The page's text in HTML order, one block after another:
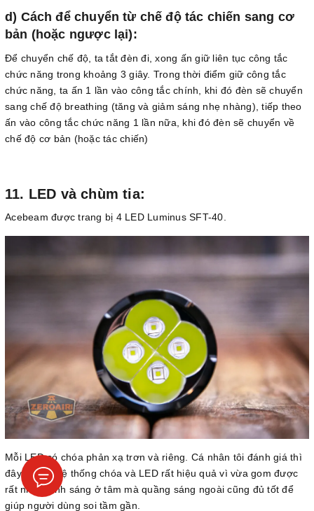
d) Cách để chuyển từ chế độ tác chiến sang cơ
bản (hoặc ngược lại):
Để chuyển chế độ, ta tắt đèn đi, xong ấn giữ liên tục công tắc
chức năng trong khoảng 3 giây. Trong thời điểm giữ công tắc
chức năng, ta ấn 1 lần vào công tắc chính, khi đó đèn sẽ chuyển
sang chế độ breathing (tăng và giảm sáng nhẹ nhàng), tiếp theo
ấn vào công tắc chức năng 1 lần nữa, khi đó đèn sẽ chuyển về
chế độ cơ bản (hoặc tác chiến)
11. LED và chùm tia:
Acebeam được trang bị 4 LED Luminus SFT-40.
Mỗi LED có chóa phản xạ trơn và riêng. Cá nhân tôi đánh giá thì
đây là một hệ thống chóa và LED rất hiệu quả vì vừa gom được
rất nhiều ánh sáng ở tâm mà quầng sáng ngoài cũng đủ tốt để
giúp người dùng soi tầm gần.